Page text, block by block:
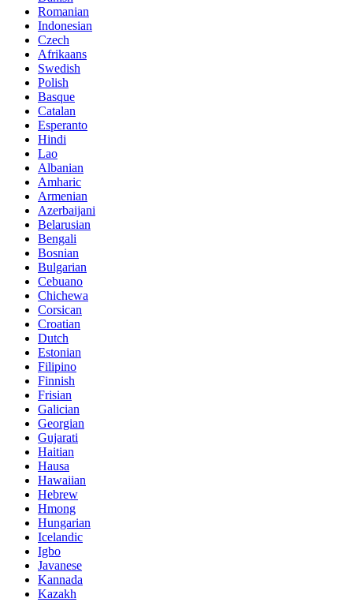
Romanian
Indonesian
Czech
Afrikaans
Swedish
Polish
Basque
Catalan
Esperanto
Hindi
Lao
Albanian
Amharic
Armenian
Azerbaijani
Belarusian
Bengali
Bosnian
Bulgarian
Cebuano
Chichewa
Corsican
Croatian
Dutch
Estonian
Filipino
Finnish
Frisian
Galician
Georgian
Gujarati
Haitian
Hausa
Hawaiian
Hebrew
Hmong
Hungarian
Icelandic
Igbo
Javanese
Kannada
Kazakh